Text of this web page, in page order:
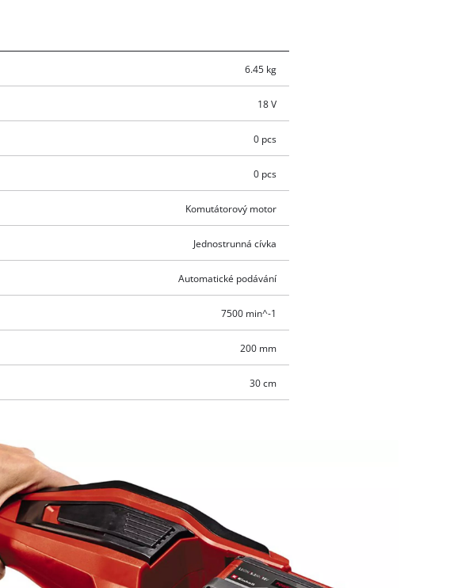
to the
to setup
content
6.45 kg
18 V
0 pcs
0 pcs
Komutátorový motor
Jednostrunná cívka
Automatické podávání
7500 min^-1
200 mm
30 cm